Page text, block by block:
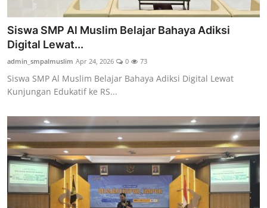
Siswa SMP Al Muslim Belajar Bahaya Adiksi
Digital Lewat...
admin_smpalmuslim Apr 24, 2026 0 73
Siswa SMP Al Muslim Belajar Bahaya Adiksi Digital Lewat
Kunjungan Edukatif ke RS...